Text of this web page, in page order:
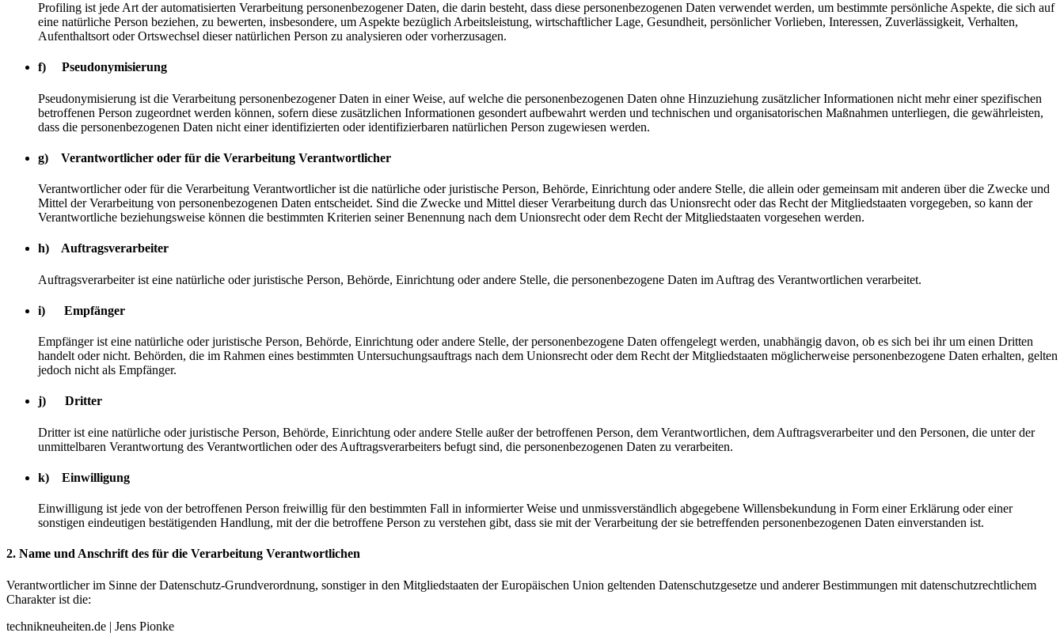
Profiling ist jede Art der automatisierten Verarbeitung personenbezogener Daten, die darin besteht, dass diese personenbezogenen Daten verwendet werden, um bestimmte persönliche Aspekte, die sich auf
eine natürliche Person beziehen, zu bewerten, insbesondere, um Aspekte bezüglich Arbeitsleistung, wirtschaftlicher Lage, Gesundheit, persönlicher Vorlieben, Interessen, Zuverlässigkeit, Verhalten,
Aufenthaltsort oder Ortswechsel dieser natürlichen Person zu analysieren oder vorherzusagen.
f) Pseudonymisierung
Pseudonymisierung ist die Verarbeitung personenbezogener Daten in einer Weise, auf welche die personenbezogenen Daten ohne Hinzuziehung zusätzlicher Informationen nicht mehr einer spezifischen
betroffenen Person zugeordnet werden können, sofern diese zusätzlichen Informationen gesondert aufbewahrt werden und technischen und organisatorischen Maßnahmen unterliegen, die gewährleisten,
dass die personenbezogenen Daten nicht einer identifizierten oder identifizierbaren natürlichen Person zugewiesen werden.
g) Verantwortlicher oder für die Verarbeitung Verantwortlicher
Verantwortlicher oder für die Verarbeitung Verantwortlicher ist die natürliche oder juristische Person, Behörde, Einrichtung oder andere Stelle, die allein oder gemeinsam mit anderen über die Zwecke und
Mittel der Verarbeitung von personenbezogenen Daten entscheidet. Sind die Zwecke und Mittel dieser Verarbeitung durch das Unionsrecht oder das Recht der Mitgliedstaaten vorgegeben, so kann der
Verantwortliche beziehungsweise können die bestimmten Kriterien seiner Benennung nach dem Unionsrecht oder dem Recht der Mitgliedstaaten vorgesehen werden.
h) Auftragsverarbeiter
Auftragsverarbeiter ist eine natürliche oder juristische Person, Behörde, Einrichtung oder andere Stelle, die personenbezogene Daten im Auftrag des Verantwortlichen verarbeitet.
i) Empfänger
Empfänger ist eine natürliche oder juristische Person, Behörde, Einrichtung oder andere Stelle, der personenbezogene Daten offengelegt werden, unabhängig davon, ob es sich bei ihr um einen Dritten
handelt oder nicht. Behörden, die im Rahmen eines bestimmten Untersuchungsauftrags nach dem Unionsrecht oder dem Recht der Mitgliedstaaten möglicherweise personenbezogene Daten erhalten, gelten
jedoch nicht als Empfänger.
j) Dritter
Dritter ist eine natürliche oder juristische Person, Behörde, Einrichtung oder andere Stelle außer der betroffenen Person, dem Verantwortlichen, dem Auftragsverarbeiter und den Personen, die unter der
unmittelbaren Verantwortung des Verantwortlichen oder des Auftragsverarbeiters befugt sind, die personenbezogenen Daten zu verarbeiten.
k) Einwilligung
Einwilligung ist jede von der betroffenen Person freiwillig für den bestimmten Fall in informierter Weise und unmissverständlich abgegebene Willensbekundung in Form einer Erklärung oder einer
sonstigen eindeutigen bestätigenden Handlung, mit der die betroffene Person zu verstehen gibt, dass sie mit der Verarbeitung der sie betreffenden personenbezogenen Daten einverstanden ist.
2. Name und Anschrift des für die Verarbeitung Verantwortlichen
Verantwortlicher im Sinne der Datenschutz-Grundverordnung, sonstiger in den Mitgliedstaaten der Europäischen Union geltenden Datenschutzgesetze und anderer Bestimmungen mit datenschutzrechtlichem
Charakter ist die:
technikneuheiten.de | Jens Pionke